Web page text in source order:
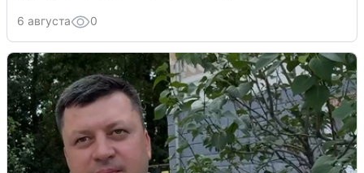
6 августа 0